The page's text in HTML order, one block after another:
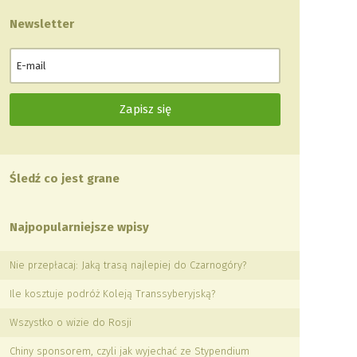
Newsletter
Śledź co jest grane
Najpopularniejsze wpisy
Nie przepłacaj: Jaką trasą najlepiej do Czarnogóry?
Ile kosztuje podróż Koleją Transsyberyjską?
Wszystko o wizie do Rosji
Chiny sponsorem, czyli jak wyjechać ze Stypendium